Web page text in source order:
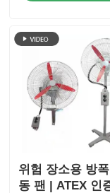
위험 장소용 방
동 팬 | ATEX 인